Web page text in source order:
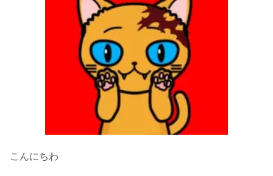
こんにちわ